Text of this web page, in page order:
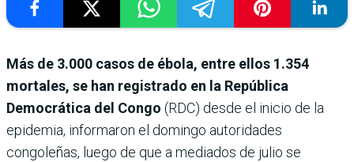
Más de 3.000 casos de ébola, entre ellos 1.354
mortales, se han registrado en la República
Democrática del Congo (RDC) desde el inicio de la
epidemia, informaron el domingo autoridades
congoleñas, luego de que a mediados de julio se